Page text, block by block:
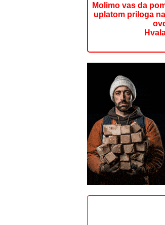
Molimo vas da
uplatom priloga